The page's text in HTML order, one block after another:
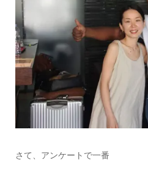
さて、アンケートで一番